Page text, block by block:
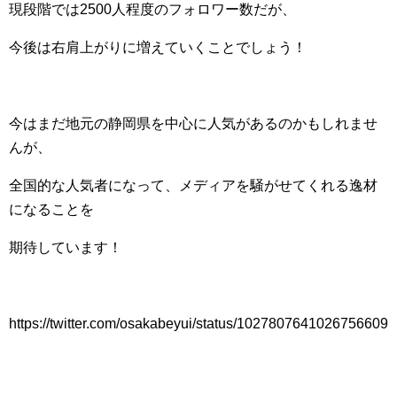
現段階では2500人程度のフォロワー数だが、
今後は右肩上がりに増えていくことでしょう！
今はまだ地元の静岡県を中心に人気があるのかもしれませ
んが、
全国的な人気者になって、メディアを騒がせてくれる逸材
になることを
期待しています！
https://twitter.com/osakabeyui/status/1027807641026756609